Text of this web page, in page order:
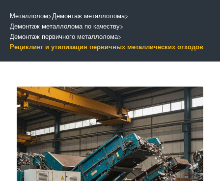
Металлолом>Демонтаж металлолома>
Демонтаж металлолома по качеству>
Демонтаж первичного металлолома>
Рециклинг и утилизация первичных металлических отходов